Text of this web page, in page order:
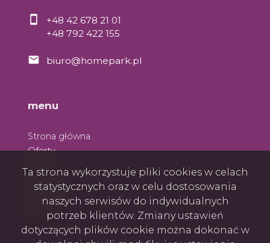
+48 42 678 21 01
+48 792 422 155
biuro@homepark.pl
menu
Strona główna
Oferty
Kontakt
Ta strona wykorzystuje pliki cookies w celach
statystycznych oraz w celu dostosowania
naszych serwisów do indywidualnych
potrzeb klientów. Zmiany ustawień
dotyczących plików cookie można dokonać w